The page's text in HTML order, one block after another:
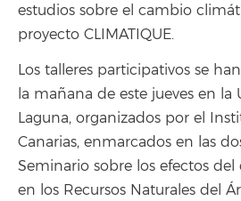
estudios sobre el cambio
proyecto CLIMATIQUE.
Los talleres participativos se
la mañana de este jueves en la
Laguna, organizados por el
Canarias, enmarcados en las
Seminario sobre los efectos
en los Recursos Naturales del